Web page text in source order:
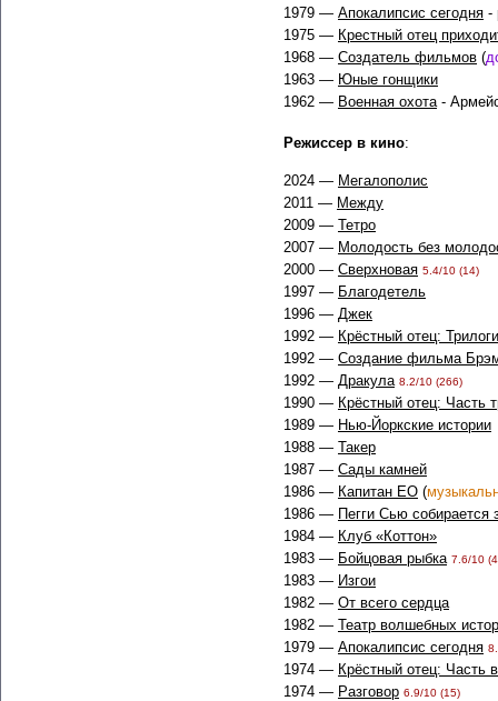
1979 — Апокалипсис сегодня -
1975 — Крестный отец
1968 — Создатель фильмов (
1963 — Юные гонщики
1962 — Военная охота-
Режиссер в кино:
2024 — Мегалополис
2011 — Между
2009 — Тетро
2007 — Молодость без
2000 — Сверхновая 5.4/10 (14)
1997 — Благодетель
1996 — Джек
1992 — Крёстный отец:
1992 — Создание фильма
1992 — Дракула 8.2/10 (266)
1990 — Крёстный отец: Часть
1989 — Нью-Йоркские истории
1988 — Такер
1987 — Сады камней
1986 — Капитан ЕО (
1986 — Пегги Сью собирается
1984 — Клуб «Коттон»
1983 — Бойцовая рыбка 7.6/10
1983 — Изгои
1982 — От всего сердца
1982 — Театр волшебных
1979 — Апокалипсис сегодня
1974 — Крёстный отец: Часть
1974 — Разговор 6.9/10 (15)